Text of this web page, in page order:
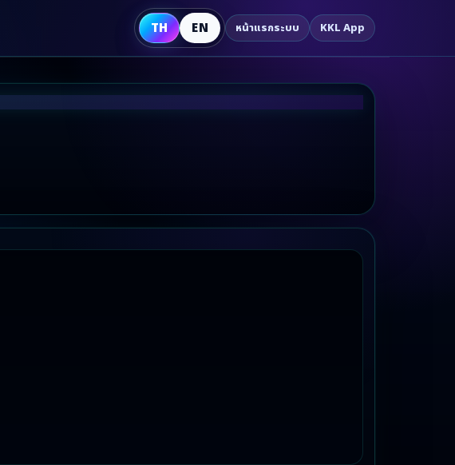
TH EN หน้าแรกระบบ KKL App